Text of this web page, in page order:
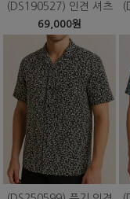
(DS190527) 인견 셔츠
69,000원